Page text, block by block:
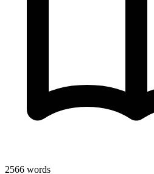
2566 words